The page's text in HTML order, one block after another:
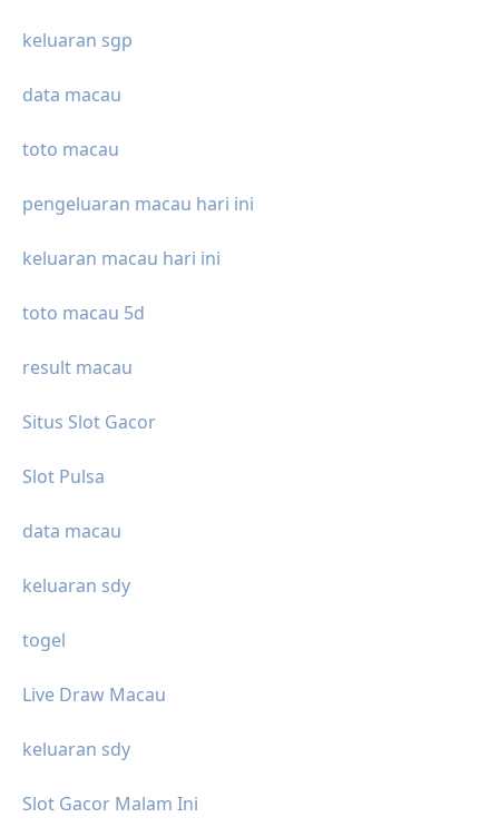
keluaran sgp
data macau
toto macau
pengeluaran macau hari ini
keluaran macau hari ini
toto macau 5d
result macau
Situs Slot Gacor
Slot Pulsa
data macau
keluaran sdy
togel
Live Draw Macau
keluaran sdy
Slot Gacor Malam Ini